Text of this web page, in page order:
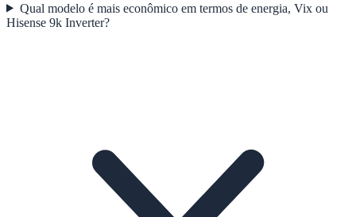
Qual modelo é mais econômico em termos de energia, Vix ou
Hisense 9k Inverter?